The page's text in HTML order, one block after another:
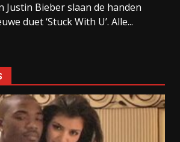
Justin Bieber slaan de handen
duet ‘Stuck With U’. Alle...